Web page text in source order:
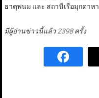
ธาตุพนม และ สถานีเรือมุกดาห
มีผู้อ่านข่าวนี้แล้ว 2398 ครั้ง